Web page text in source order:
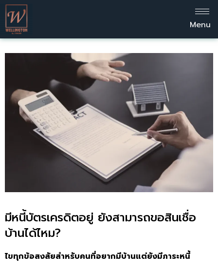
Menu
มีหนี้บัตรเครดิตอยู่ ยังสามารถขอสินเชื่อ
บ้านได้ไหม?
ไขทุกข้อสงสัยสำหรับคนที่อยากมีบ้านแต่ยังมีภาระหนี้